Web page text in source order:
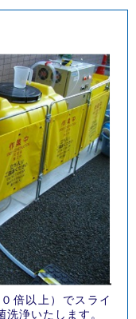
倍以上）でスライ
浄いたします。